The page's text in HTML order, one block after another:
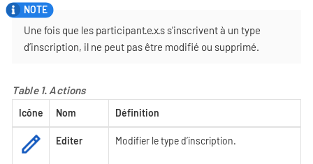
Une fois que les participant·e·x·s s’inscrivent à un type
d’inscription, il ne peut pas être modifié ou supprimé.
Table 1. Actions
Icône Nom Définition
Editer Modifier le type d’inscription.